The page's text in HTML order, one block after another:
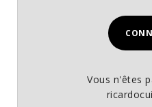
Vous n'êtes